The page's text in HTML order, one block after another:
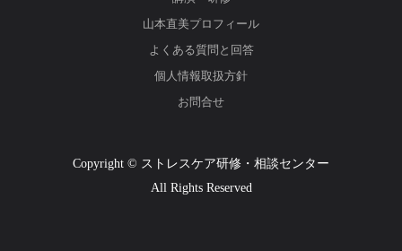
山本直美プロフィール
よくある質問と回答
個人情報取扱方針
お問合せ
Copyright © ストレスケア研修・相談センター
All Rights Reserved